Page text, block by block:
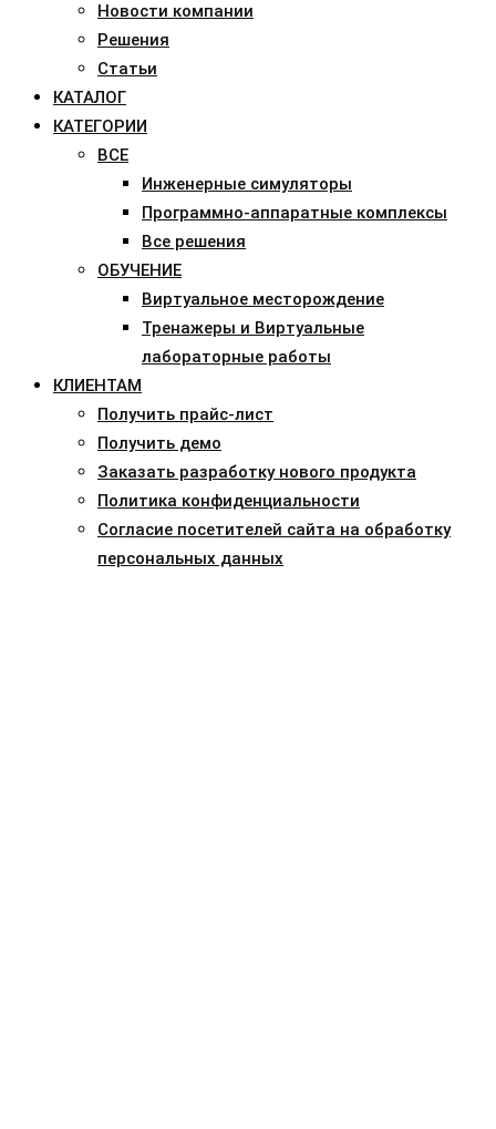
Новости компании
Решения
Статьи
КАТАЛОГ
КАТЕГОРИИ
ВСЕ
Инженерные симуляторы
Программно-аппаратные комплексы
Все решения
ОБУЧЕНИЕ
Виртуальное месторождение
Тренажеры и Виртуальные
лабораторные работы
КЛИЕНТАМ
Получить прайс-лист
Получить демо
Заказать разработку нового продукта
Политика конфиденциальности
Согласие посетителей сайта на обработку
персональных данных